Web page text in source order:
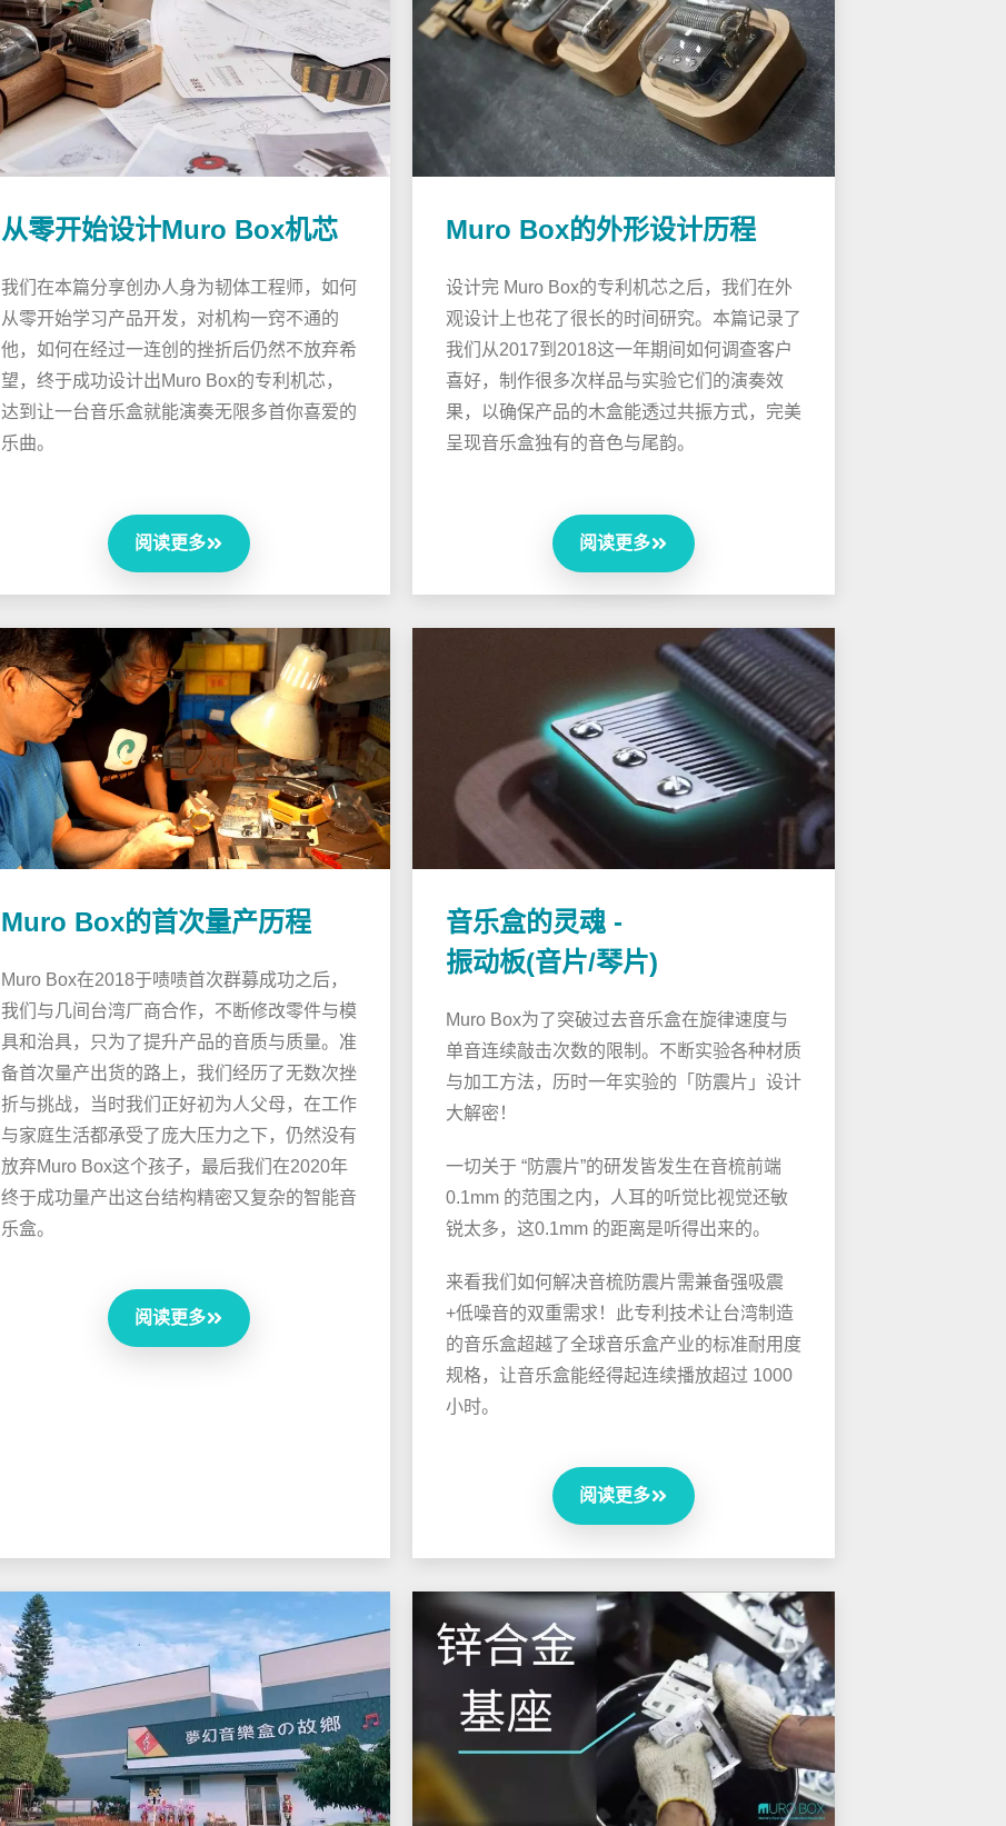
从零开始设计Muro Box机芯
我们在本篇分享创办人身为韧体工程师，如何
从零开始学习产品开发，对机构一窍不通的
他，如何在经过一连创的挫折后仍然不放弃希
望，终于成功设计出Muro Box的专利机芯，
达到让一台音乐盒就能演奏无限多首你喜爱的
乐曲。
阅读更多
Muro Box的外形设计历程
设计完 Muro Box的专利机芯之后，我们在外
观设计上也花了很长的时间研究。本篇记录了
我们从2017到2018这一年期间如何调查客户
喜好，制作很多次样品与实验它们的演奏效
果，以确保产品的木盒能透过共振方式，完美
呈现音乐盒独有的音色与尾韵。
阅读更多
Muro Box的首次量产历程
Muro Box在2018于啧啧首次群募成功之后，
我们与几间台湾厂商合作，不断修改零件与模
具和治具，只为了提升产品的音质与质量。准
备首次量产出货的路上，我们经历了无数次挫
折与挑战，当时我们正好初为人父母，在工作
与家庭生活都承受了庞大压力之下，仍然没有
放弃Muro Box这个孩子，最后我们在2020年
终于成功量产出这台结构精密又复杂的智能音
乐盒。
阅读更多
音乐盒的灵魂 -
振动板(音片/琴片)
Muro Box为了突破过去音乐盒在旋律速度与
单音连续敲击次数的限制。不断实验各种材质
与加工方法，历时一年实验的「防震片」设计
大解密！
一切关于 “防震片”的研发皆发生在音梳前端
0.1mm 的范围之内，人耳的听觉比视觉还敏
锐太多，这0.1mm 的距离是听得出来的。
来看我们如何解决音梳防震片需兼备强吸震
+低噪音的双重需求！此专利技术让台湾制造
的音乐盒超越了全球音乐盒产业的标准耐用度
规格，让音乐盒能经得起连续播放超过 1000
小时。
阅读更多